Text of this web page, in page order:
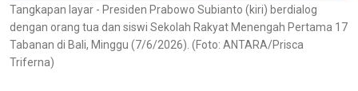
Tangkapan layar - Presiden Prabowo Subianto (kiri) berdialog
dengan orang tua dan siswi Sekolah Rakyat Menengah Pertama 17
Tabanan di Bali, Minggu (7/6/2026). (Foto: ANTARA/Prisca
Triferna)